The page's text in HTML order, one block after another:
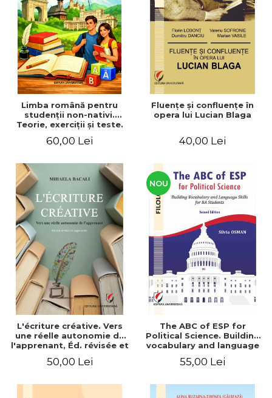
ADMINISTRATIVE
ȘTIINȚE ECONOMICE
ȘTIINȚE EXACTE
EDUCAȚIE FIZICĂ ȘI SPORT
PREUNIVERSITARIA
TIMP LIBER
ÎN CURS DE APARIȚIE
NOUTĂȚI
PACHETE DE STUDIU
ULTIMELE EXEMPLARE
Cum Cumpăr
Livrare
Politica de Retur
Formular de Retur
Distribuitori
Limba română pentru
studenţii non-nativi.
Teorie, exerciţii şi teste.
60,00 Lei
Fluenţe şi confluenţe în
opera lui Lucian Blaga
40,00 Lei
L'écriture créative. Vers
une réelle autonomie de
l'apprenant, Éd. révisée et
50,00 Lei
NOU
The ABC of ESP for
Political Science. Building
vocabulary and language
55,00 Lei